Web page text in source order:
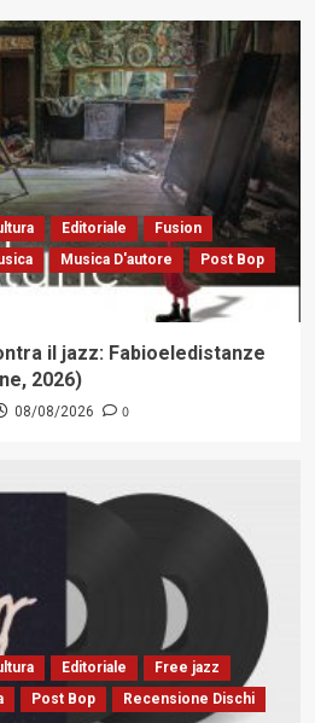
Editoriale
Fusion
Musica D'autore
Post Bop
il jazz: Fabioeledistanze
2026)
08/08/2026 0
Editoriale
Free jazz
Post Bop
Recensione Dischi